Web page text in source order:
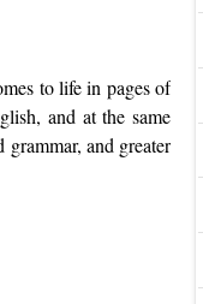
to life in pages of
and at the same
and greater